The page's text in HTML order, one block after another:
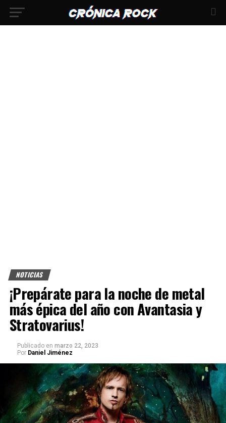
NOTICIAS
¡Prepárate para la noche de metal
más épica del año con Avantasia y
Stratovarius!
Publicado en marzo 22, 2023
Por Daniel Jiménez